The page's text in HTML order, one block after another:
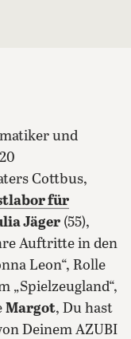
und
Cottbus,
für
Jäger (55),
Auftritte in den
Leon“, Rolle
„Spielzeugland“,
Margot, Du hast
Deinem AZUBI